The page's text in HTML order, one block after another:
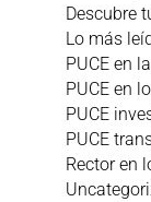
Descubre
Lo más
PUCE en
PUCE en
PUCE
PUCE
Rector en